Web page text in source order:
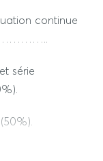
continue
……………..
série